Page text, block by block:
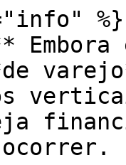
%}
ocorrer.